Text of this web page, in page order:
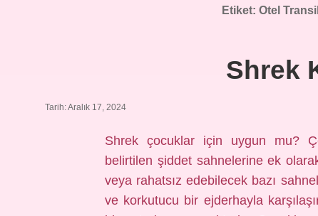
Etiket:Otel
Shrek
Tarih: Aralık 17, 2024
Shrek çocuklar için uygun mu?
belirtilen şiddet sahnelerine ek
veya rahatsız edebilecek bazı
ve korkutucu bir ejderhayla